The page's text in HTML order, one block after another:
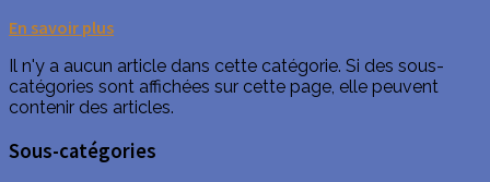
En savoir plus
Il n'y a aucun article dans cette catégorie. Si des sous-
catégories sont affichées sur cette page, elle peuvent
contenir des articles.
Sous-catégories